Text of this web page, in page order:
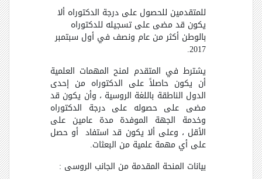
للمتقدمين للحصول على درجة الدكتوراه ألا
يكون قد مضى على تسجيله للدكتوراه
بالوطن أكثر من عام ونصف في أول سبتمبر
2017.
يشترط في المتقدم لمنح المهمات العلمية
أن يكون حاصلاً على الدكتوراه من إحدى
الدول الناطقة باللغة الروسية ، وأن يكون قد
مضى على حصوله على درجة الدكتوراه
وخدمة الجهة الموفدة مدة عامين على
الأقل ، وعلى ألا يكون قد استفاد أو حصل
على أي مهمة علمية من البعثات.
بيانات المنحة المقدمة من الجانب الروسى :